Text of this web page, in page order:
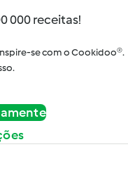
000 receitas!
se com o Cookidoo®.